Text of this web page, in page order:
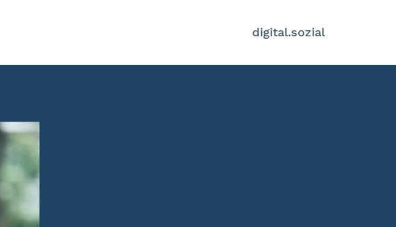
digital.sozial